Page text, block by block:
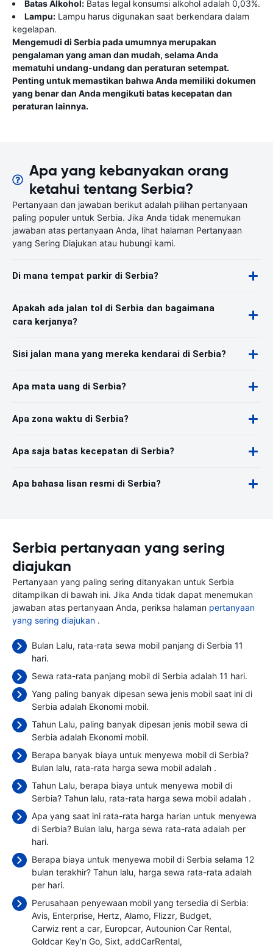
Batas Alkohol: Batas legal konsumsi alkohol adalah 0,03%.
Lampu: Lampu harus digunakan saat berkendara dalam
kegelapan.
Mengemudi di Serbia pada umumnya merupakan
pengalaman yang aman dan mudah, selama Anda
mematuhi undang-undang dan peraturan setempat.
Penting untuk memastikan bahwa Anda memiliki dokumen
yang benar dan Anda mengikuti batas kecepatan dan
peraturan lainnya.
Apa yang kebanyakan orang
ketahui tentang Serbia?
Pertanyaan dan jawaban berikut adalah pilihan pertanyaan
paling populer untuk Serbia. Jika Anda tidak menemukan
jawaban atas pertanyaan Anda, lihat halaman Pertanyaan
yang Sering Diajukan atau hubungi kami.
Di mana tempat parkir di Serbia?
Apakah ada jalan tol di Serbia dan bagaimana
cara kerjanya?
Sisi jalan mana yang mereka kendarai di Serbia?
Apa mata uang di Serbia?
Apa zona waktu di Serbia?
Apa saja batas kecepatan di Serbia?
Apa bahasa lisan resmi di Serbia?
Serbia pertanyaan yang sering
diajukan
Pertanyaan yang paling sering ditanyakan untuk Serbia
ditampilkan di bawah ini. Jika Anda tidak dapat menemukan
jawaban atas pertanyaan Anda, periksa halaman pertanyaan
yang sering diajukan .
Bulan Lalu, rata-rata sewa mobil panjang di Serbia 11
hari.
Sewa rata-rata panjang mobil di Serbia adalah 11 hari.
Yang paling banyak dipesan sewa jenis mobil saat ini di
Serbia adalah Ekonomi mobil.
Tahun Lalu, paling banyak dipesan jenis mobil sewa di
Serbia adalah Ekonomi mobil.
Berapa banyak biaya untuk menyewa mobil di Serbia?
Bulan lalu, rata-rata harga sewa mobil adalah .
Tahun Lalu, berapa biaya untuk menyewa mobil di
Serbia? Tahun lalu, rata-rata harga sewa mobil adalah .
Apa yang saat ini rata-rata harga harian untuk menyewa
di Serbia? Bulan lalu, harga sewa rata-rata adalah per
hari.
Berapa biaya untuk menyewa mobil di Serbia selama 12
bulan terakhir? Tahun lalu, harga sewa rata-rata adalah
per hari.
Perusahaan penyewaan mobil yang tersedia di Serbia:
Avis Enterprise Hertz Alamo Flizzr Budget
Carwiz rent a car Europcar Autounion Car Rental
Goldcar Key'n Go Sixt addCarRental